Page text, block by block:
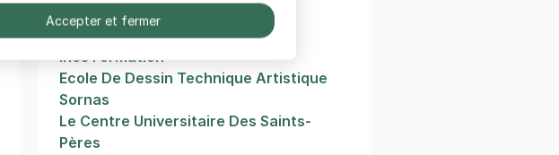
Gobelins
Ifocop
Ines Formation
Ecole De Dessin Technique Artistique
Sornas
Le Centre Universitaire Des Saints-
Pères
Accepter et fermer